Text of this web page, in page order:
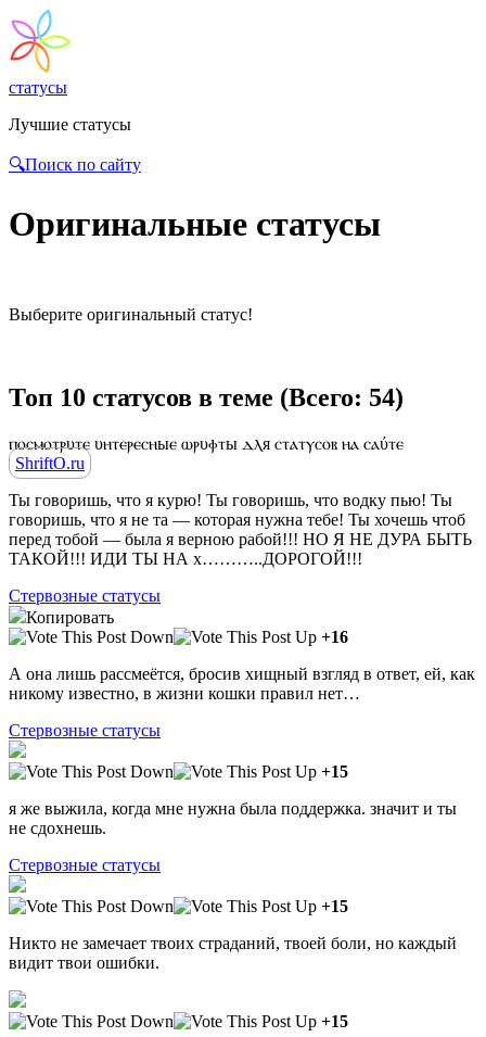
статусы
Лучшие статусы
🔍Поиск по сайту
Оригинальные статусы
Выберите оригинальный статус!
Топ 10 статусов в теме (Всего: 54)
ⲡⲟⲥⲙⲟⲧⲣυⲧⲉ υⲏⲧⲉⲣⲉⲥⲏыⲉ ⲱⲣυⲫⲧы ⲇⲗя ⲥⲧⲁⲧⲩⲥⲟⲃ ⲏⲁ ⲥⲁύⲧⲉ
ShriftO.ru
Ты говоришь, что я курю! Ты говоришь, что водку пью! Ты
говоришь, что я не та — которая нужна тебе! Ты хочешь чтоб
перед тобой — была я верною рабой!!! НО Я НЕ ДУРА БЫТЬ
ТАКОЙ!!! ИДИ ТЫ НА х………..ДОРОГОЙ!!!
Стервозные статусы
Копировать
+16
А она лишь рассмеётся, бросив хищный взгляд в ответ, ей, как
никому известно, в жизни кошки правил нет…
Стервозные статусы
+15
я же выжила, когда мне нужна была поддержка. значит и ты
не сдохнешь.
Стервозные статусы
+15
Никто не замечает твоих страданий, твоей боли, но каждый
видит твои ошибки.
+15